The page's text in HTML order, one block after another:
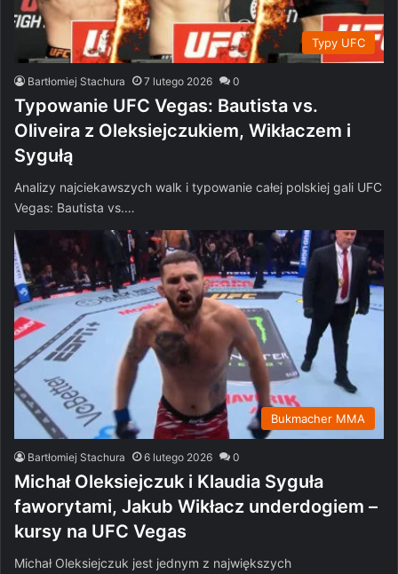
Typy UFC
Bartłomiej Stachura 7 lutego 2026 0
Typowanie UFC Vegas: Bautista vs.
Oliveira z Oleksiejczukiem, Wikłaczem i
Sygułą
Analizy najciekawszych walk i typowanie całej polskiej gali UFC
Vegas: Bautista vs.…
Bukmacher MMA
Bartłomiej Stachura 6 lutego 2026 0
Michał Oleksiejczuk i Klaudia Syguła
faworytami, Jakub Wikłacz underdogiem –
kursy na UFC Vegas
Michał Oleksiejczuk jest jednym z największych